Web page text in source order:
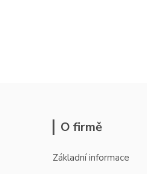
O firmě
Základní informace